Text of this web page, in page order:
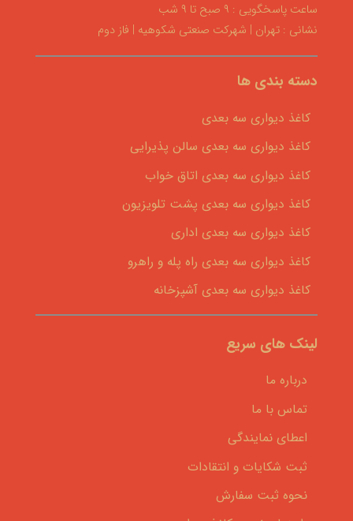
ساعت پاسخگویی : ۹ صبح تا ۹ شب
نشانی : تهران | شهرکت صنعتی شکوهیه | فاز دوم
دسته بندی ها
کاغذ دیواری سه بعدی
کاغذ دیواری سه بعدی سالن پذیرایی
کاغذ دیواری سه بعدی اتاق خواب
کاغذ دیواری سه بعدی پشت تلویزیون
کاغذ دیواری سه بعدی اداری
کاغذ دیواری سه بعدی راه پله و راهرو
کاغذ دیواری سه بعدی آشپزخانه
لینک های سریع
درباره ما
تماس با ما
اعطای نمایندگی
ثبت شکایات و انتقادات
نحوه ثبت سفارش